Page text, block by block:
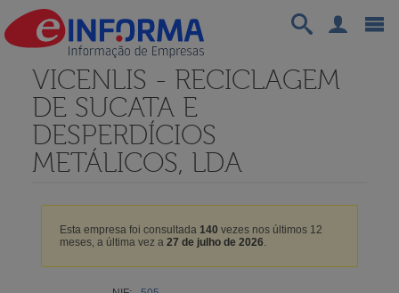
VICENLIS - RECICLAGEM
DE SUCATA E
DESPERDÍCIOS
METÁLICOS, LDA
Esta empresa foi consultada 140 vezes nos últimos 12
meses, a última vez a 27 de julho de 2026.